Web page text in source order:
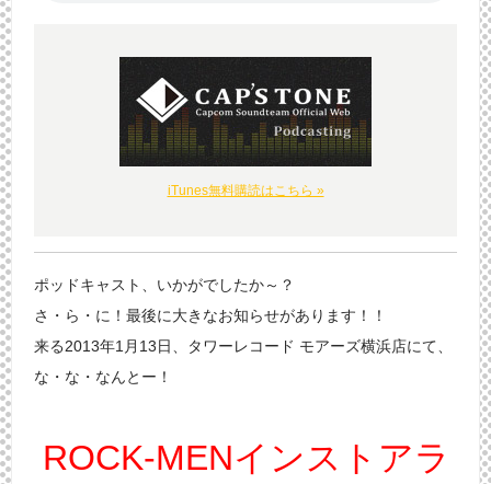
iTunes無料購読はこちら »
ポッドキャスト、いかがでしたか～？
さ・ら・に！最後に大きなお知らせがあります！！
来る2013年1月13日、タワーレコード モアーズ横浜店にて、
な・な・なんとー！
ROCK-MENインストアラ